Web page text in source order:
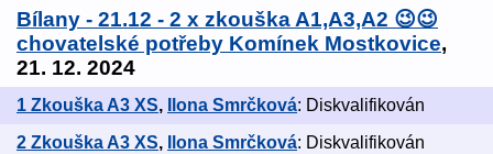
Bílany - 21.12 - 2 x zkouška A1,A3,A2 😉😉
chovatelské potřeby Komínek Mostkovice,
21. 12. 2024
1 Zkouška A3 XS, Ilona Smrčková: Diskvalifikován
2 Zkouška A3 XS, Ilona Smrčková: Diskvalifikován